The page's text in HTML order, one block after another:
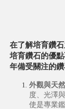
在了解培育鑽
培育鑽石的優
年備受關注的鑽
外觀與天
度、光澤
使是專業